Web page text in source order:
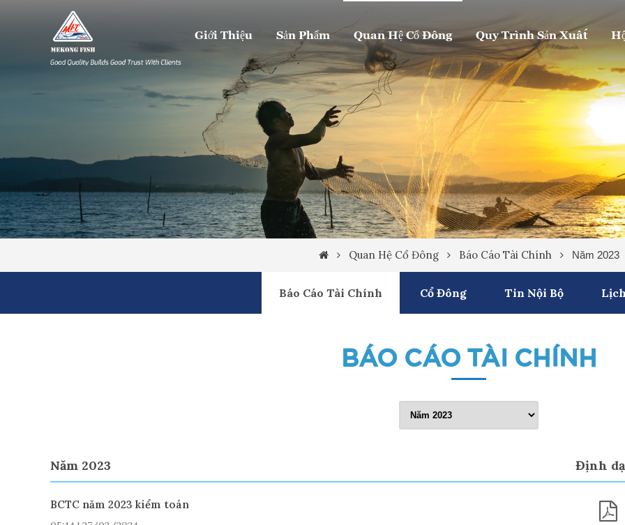
Giới Thiệu Sản Phẩm Quan Hệ Cổ Đông Quy Trình Sản Xuất
Quan Hệ Cổ Đông Báo Cáo Tài Chính Năm 2023
Báo Cáo Tài Chính Cổ Đông Tin Nội Bộ
BÁO CÁO TÀI CHÍNH
Năm 2023 Định
BCTC năm 2023 kiểm toán